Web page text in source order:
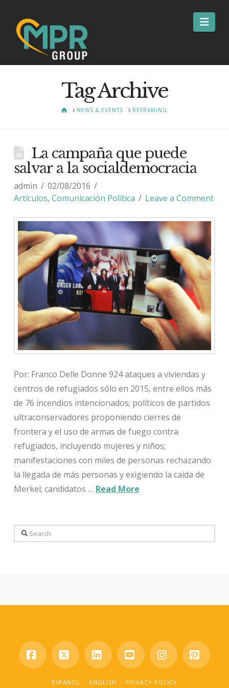
Tag Archive
HOMENEWS & EVENTS REFRAMING
La campaña que puede
salvar a la socialdemocracia
admin
02/08/2016
Artículos, Comunicación Política Leave a Comment
Por: Franco Delle Donne 924 ataques a viviendas y
centros de refugiados sólo en 2015, entre ellos más
de 76 incendios intencionados; políticos de partidos
ultraconservadores proponiendo cierres de
frontera y el uso de armas de fuego contra
refugiados, incluyendo mujeres y niños;
manifestaciones con miles de personas rechazando
la llegada de más personas y exigiendo la caída de
Merkel; candidatos … Read More
Search
Facebook
X LinkedInYouTubeInstagram
ESPAÑOL ENGLISH PRIVACY POLICY